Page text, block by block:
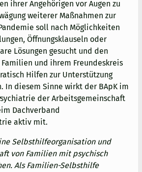
ihrer Angehörigen vor Augen zu
weiterer Maßnahmen zur
soll nach Möglichkeiten
Öffnungsklauseln oder
Lösungen gesucht und den
und ihrem Freundeskreis
Hilfen zur Unterstützung
In diesem Sinne wirkt der BApK im
der Arbeitsgemeinschaft
Dachverband
aktiv mit.
Selbsthilfeorganisation und
von Familien mit psychisch
Als Familien-Selbsthilfe